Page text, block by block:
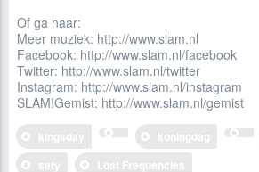
Of ga naar:
Meer muziek: http://www.slam.nl
Facebook: http://www.slam.nl/facebook
Twitter: http://www.slam.nl/twitter
Instagram: http://www.slam.nl/instagram
SLAM!Gemist: http://www.slam.nl/gemist